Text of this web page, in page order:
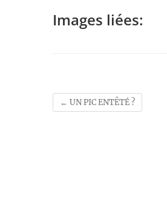
Images liées:
← UN PIC ENTÊTÉ ?